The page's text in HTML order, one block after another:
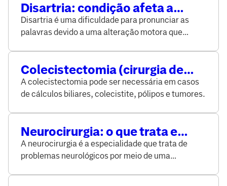
Disartria: condição afeta a
capacidde de articular palavras
normalmente
Disartria é uma dificuldade para pronunciar as
palavras devido a uma alteração motora que
Colecistectomia (cirurgia de
vesícula): o que é e quando é
indicada
A colecistectomia pode ser necessária em casos
de cálculos biliares, colecistite, pólipos e tumores.
Neurocirurgia: o que trata e
quando é indicada
A neurocirurgia é a especialidade que trata de
problemas neurológicos por meio de uma